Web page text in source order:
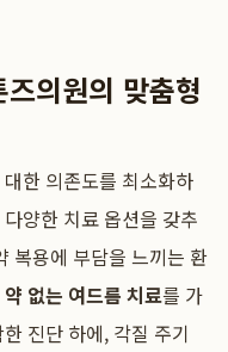
의원의 맞춤형
한 의존도를 최소화하
양한 치료 옵션을 갖추
복용에 부담을 느끼는 환
약 없는 여드름 치료를 가
진단 하에, 각질 주기